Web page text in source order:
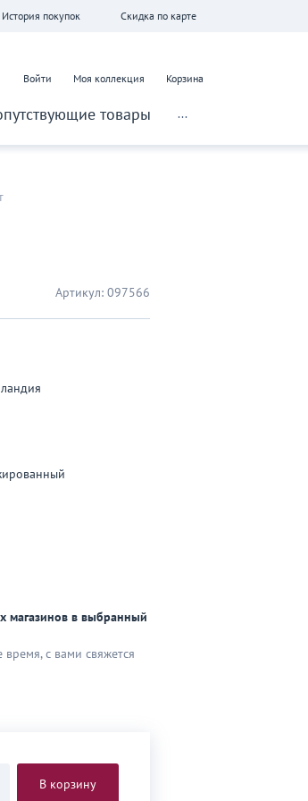
История покупок Скидка по карте
Войти Моя коллекция Корзина
товары ...
Артикул: 097566
магазинов в выбранный
с вами свяжется
В корзину